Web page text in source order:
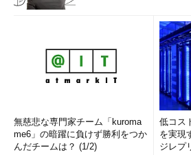
無慈悲な専門家チーム「kuroma
me6」の暗躍に負けず勝利をつか
んだチームは？ (1/2)
低コス
を実現
ジレプ